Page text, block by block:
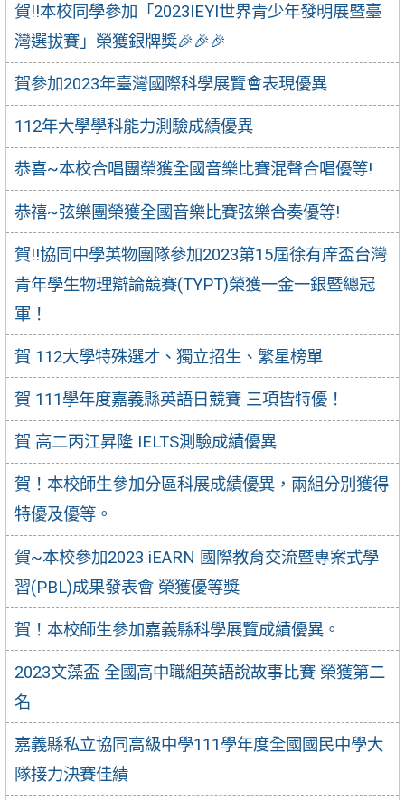
賀!!本校同學參加「2023IEYI世界青少年發明展暨臺
灣選拔賽」榮獲銀牌獎🎉🎉🎉
賀參加2023年臺灣國際科學展覽會表現優異
112年大學學科能力測驗成績優異
恭喜~本校合唱團榮獲全國音樂比賽混聲合唱優等!
恭禧~弦樂團榮獲全國音樂比賽弦樂合奏優等!
賀‼️協同中學英物團隊參加2023第15屆徐有庠盃台灣
青年學生物理辯論競賽(TYPT)榮獲一金一銀暨總冠
軍！
賀 112大學特殊選才、獨立招生、繁星榜單
賀 111學年度嘉義縣英語日競賽 三項皆特優！
賀 高二丙江昇隆 IELTS測驗成績優異
賀！本校師生參加分區科展成績優異，兩組分別獲得
特優及優等。
賀~本校參加2023 iEARN 國際教育交流暨專案式學
習(PBL)成果發表會 榮獲優等獎
賀！本校師生參加嘉義縣科學展覽成績優異。
2023文藻盃 全國高中職組英語說故事比賽 榮獲第二
名
嘉義縣私立協同高級中學111學年度全國國民中學大
隊接力決賽佳績